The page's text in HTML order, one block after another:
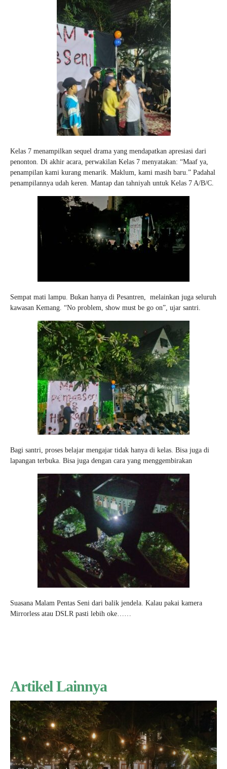
Kelas 7 menampilkan sequel drama yang mendapatkan apresiasi dari
penonton. Di akhir acara, perwakilan Kelas 7 menyatakan: “Maaf ya,
penampilan kami kurang menarik. Maklum, kami masih baru.” Padahal
penampilannya udah keren. Mantap dan tahniyah untuk Kelas 7 A/B/C.
Sempat mati lampu. Bukan hanya di Pesantren, melainkan juga seluruh
kawasan Kemang. “No problem, show must be go on”, ujar santri.
Bagi santri, proses belajar mengajar tidak hanya di kelas. Bisa juga di
lapangan terbuka. Bisa juga dengan cara yang menggembirakan
Suasana Malam Pentas Seni dari balik jendela. Kalau pakai kamera
Mirrorless atau DSLR pasti lebih oke……
Artikel Lainnya